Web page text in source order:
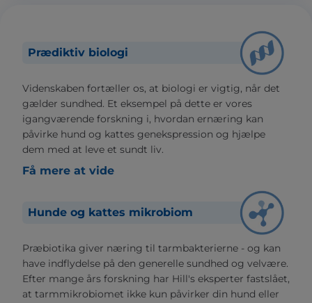
Prædiktiv biologi
Videnskaben fortæller os, at biologi er vigtig, når det
gælder sundhed. Et eksempel på dette er vores
igangværende forskning i, hvordan ernæring kan
påvirke hund og kattes genekspression og hjælpe
dem med at leve et sundt liv.
Få mere at vide
Hunde og kattes mikrobiom
Præbiotika giver næring til tarmbakterierne - og kan
have indflydelse på den generelle sundhed og velvære.
Efter mange års forskning har Hill's eksperter fastslået,
at tarmmikrobiomet ikke kun påvirker din hund eller